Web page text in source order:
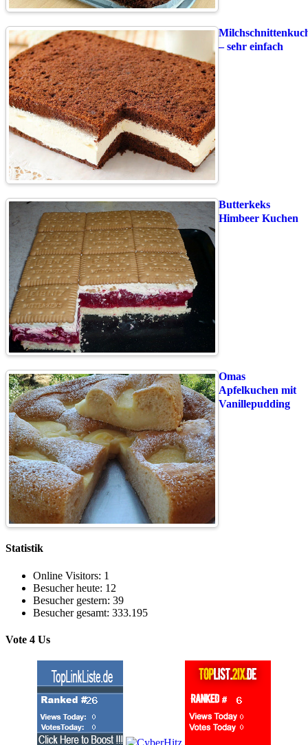
– sehr einfach
Butterkeks
Himbeer Kuchen
Omas
Apfelkuchen mit
Vanillepudding
Statistik
Online Visitors: 1
Besucher heute: 12
Besucher gestern: 39
Besucher gesamt: 333.195
Vote 4 Us